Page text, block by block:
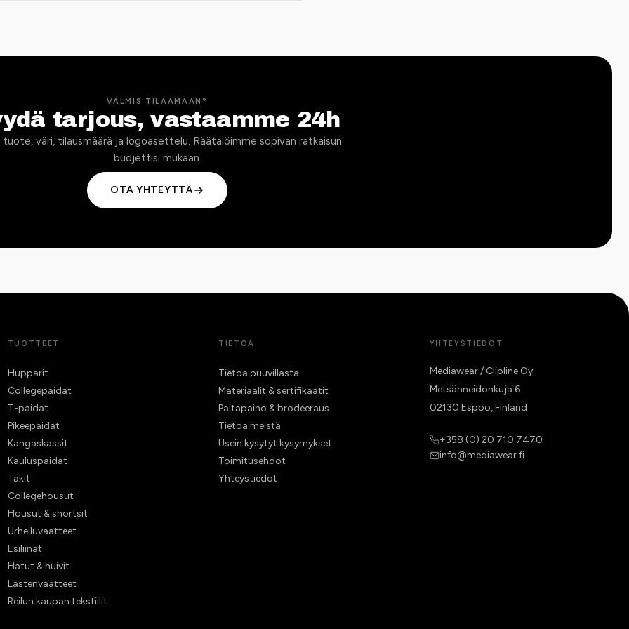
VALMIS TILAAMAAN?
tarjous, vastaamme 24h
tuote, väri, tilausmäärä ja logoasettelu. Räätälöimme sopivan ratkaisun
budjettisi mukaan.
OTA YHTEYTTÄ
TUOTTEET
Hupparit
Collegepaidat
T-paidat
Pikeepaidat
Kangaskassit
Kauluspaidat
Takit
Collegehousut
Housut & shortsit
Urheiluvaatteet
Esiliinat
Hatut & huivit
Lastenvaatteet
Reilun kaupan tekstiilit
TIETOA
Tietoa puuvillasta
Materiaalit & sertifikaatit
Paitapaino & brodeeraus
Tietoa meistä
Usein kysytyt kysymykset
Toimitusehdot
Yhteystiedot
YHTEYSTIEDOT
Mediawear / Clipline Oy
Metsänneidonkuja 6
02130 Espoo, Finland
+358 (0) 20 710 7470
info@mediawear.fi